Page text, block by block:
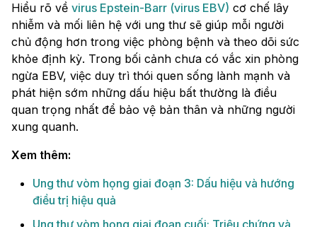
Hiểu rõ về virus Epstein-Barr (virus EBV) cơ chế lây
nhiễm và mối liên hệ với ung thư sẽ giúp mỗi người
chủ động hơn trong việc phòng bệnh và theo dõi sức
khỏe định kỳ. Trong bối cảnh chưa có vắc xin phòng
ngừa EBV, việc duy trì thói quen sống lành mạnh và
phát hiện sớm những dấu hiệu bất thường là điều
quan trọng nhất để bảo vệ bản thân và những người
xung quanh.
Xem thêm:
Ung thư vòm họng giai đoạn 3: Dấu hiệu và hướng
điều trị hiệu quả